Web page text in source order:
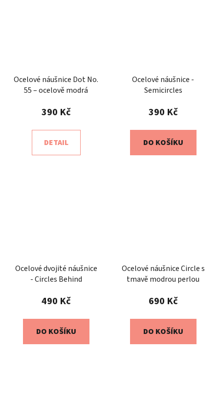
Ocelové náušnice Dot No.
55 – ocelově modrá
390 Kč
DETAIL
Ocelové náušnice -
Semicircles
390 Kč
DO KOŠÍKU
Ocelové dvojité náušnice
- Circles Behind
490 Kč
DO KOŠÍKU
Ocelové náušnice Circle s
tmavě modrou perlou
690 Kč
DO KOŠÍKU